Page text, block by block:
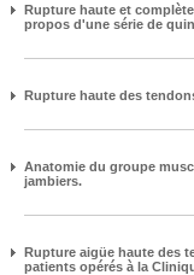
Rupture haute et
propos d'une série de
Rupture haute des
Anatomie du groupe
jambiers.
Rupture aigüe haute des
patients opérés à la